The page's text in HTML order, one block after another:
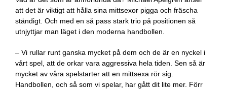
att det är viktigt att hålla sina mittsexor pigga och fräscha
ständigt. Och med en så pass stark trio på positionen så
utnjyttjar man läget i den moderna handbollen.
– Vi rullar runt ganska mycket på dem och de är en nyckel i
vårt spel, att de orkar vara aggressiva hela tiden. Sen så är
mycket av våra spelstarter att en mittsexa rör sig.
Handbollen, och så som vi spelar, har gått dit lite mer. Förr